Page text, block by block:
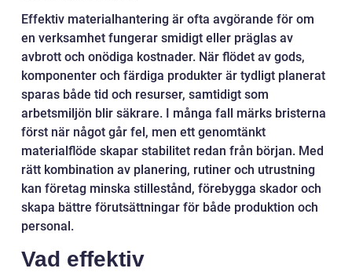
Effektiv materialhantering är ofta avgörande för om
en verksamhet fungerar smidigt eller präglas av
avbrott och onödiga kostnader. När flödet av gods,
komponenter och färdiga produkter är tydligt planerat
sparas både tid och resurser, samtidigt som
arbetsmiljön blir säkrare. I många fall märks bristerna
först när något går fel, men ett genomtänkt
materialflöde skapar stabilitet redan från början. Med
rätt kombination av planering, rutiner och utrustning
kan företag minska stillestånd, förebygga skador och
skapa bättre förutsättningar för både produktion och
personal.
Vad effektiv